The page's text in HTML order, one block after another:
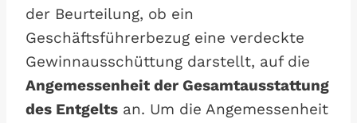
der Beurteilung, ob ein
Geschäftsführerbezug eine verdeckte
Gewinnausschüttung darstellt, auf die
Angemessenheit der Gesamtausstattung
des Entgelts an. Um die Angemessenheit